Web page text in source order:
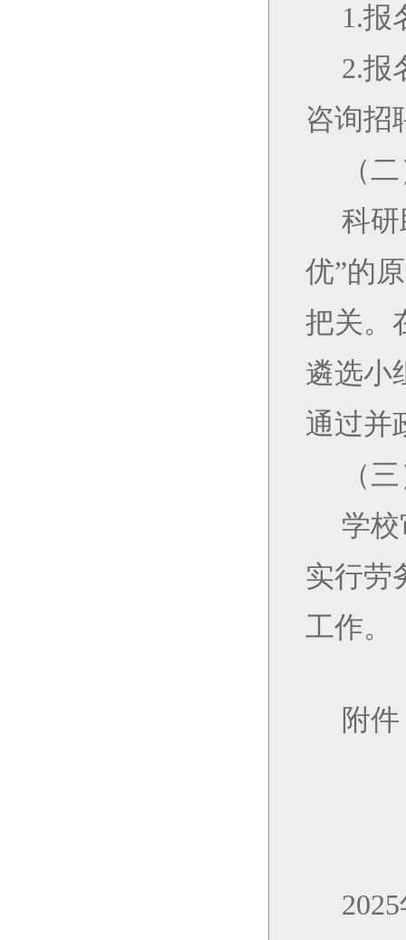
1.报
2.报
咨询招
（
科
优”的
把关。
遴选小
通过并
（
学
实行劳
工作。
附
2025